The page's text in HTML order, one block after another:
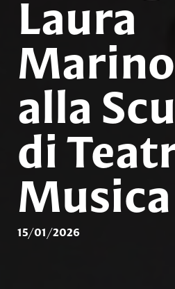
Laura
alla
di
Musica
15/01/2026